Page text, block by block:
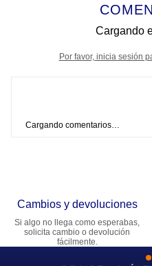
Cargando
Por favor, inicia sesión
Cargando comentarios…
Cambios y devoluciones
Si algo no llega como esperabas,
solicita cambio o devolución
fácilmente.